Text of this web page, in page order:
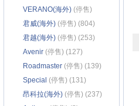
VERANO(海外) (停售)
(242)
君威(海外) (停售) (804)
君越(海外) (停售) (253)
Avenir (停售) (127)
Roadmaster (停售) (139)
Special (停售) (131)
昂科拉(海外) (停售) (237)